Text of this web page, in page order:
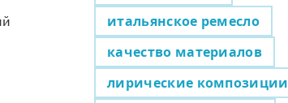
итальянское ремесло
качество материалов
лирические композиции